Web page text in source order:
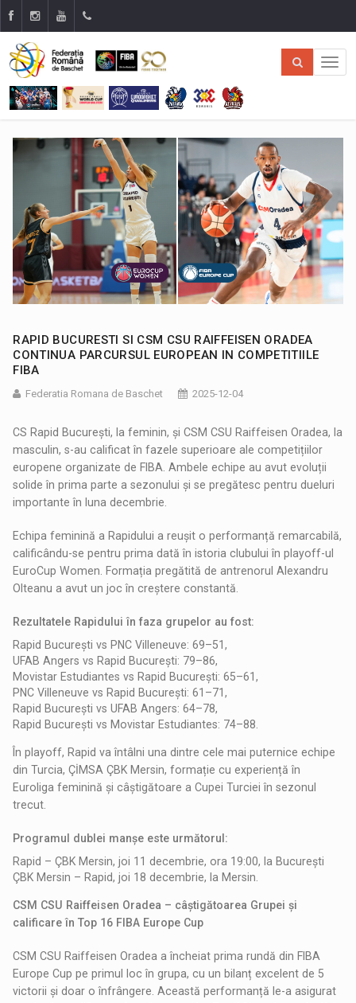
RAPID BUCURESTI SI CSM CSU RAIFFEISEN ORADEA
CONTINUA PARCURSUL EUROPEAN IN COMPETITIILE
FIBA
Federatia Romana de Baschet 2025-12-04
CS Rapid București, la feminin, și CSM CSU Raiffeisen Oradea, la
masculin, s-au calificat în fazele superioare ale competițiilor
europene organizate de FIBA. Ambele echipe au avut evoluții
solide în prima parte a sezonului și se pregătesc pentru dueluri
importante în luna decembrie.
Echipa feminină a Rapidului a reușit o performanță remarcabilă,
calificându-se pentru prima dată în istoria clubului în playoff-ul
EuroCup Women. Formația pregătită de antrenorul Alexandru
Olteanu a avut un joc în creștere constantă.
Rezultatele Rapidului în faza grupelor au fost:
Rapid București vs PNC Villeneuve: 69–51,
UFAB Angers vs Rapid București: 79–86,
Movistar Estudiantes vs Rapid București: 65–61,
PNC Villeneuve vs Rapid București: 61–71,
Rapid București vs UFAB Angers: 64–78,
Rapid București vs Movistar Estudiantes: 74–88.
În playoff, Rapid va întâlni una dintre cele mai puternice echipe
din Turcia, ÇİMSA ÇBK Mersin, formație cu experiență în
Euroliga feminină și câștigătoare a Cupei Turciei în sezonul
trecut.
Programul dublei manșe este următorul:
Rapid – ÇBK Mersin, joi 11 decembrie, ora 19:00, la București
ÇBK Mersin – Rapid, joi 18 decembrie, la Mersin.
CSM CSU Raiffeisen Oradea – câștigătoarea Grupei și
calificare în Top 16 FIBA Europe Cup
CSM CSU Raiffeisen Oradea a încheiat prima rundă din FIBA
Europe Cup pe primul loc în grupa, cu un bilanț excelent de 5
victorii și doar o înfrângere. Această performanță le-a asigurat